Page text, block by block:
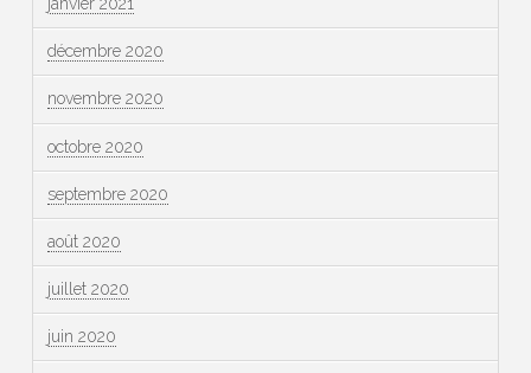
décembre 2020
novembre 2020
octobre 2020
septembre 2020
août 2020
juillet 2020
juin 2020